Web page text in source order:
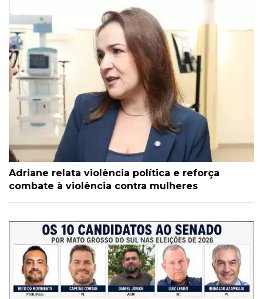
Adriane relata violência política e reforça
combate à violência contra mulheres